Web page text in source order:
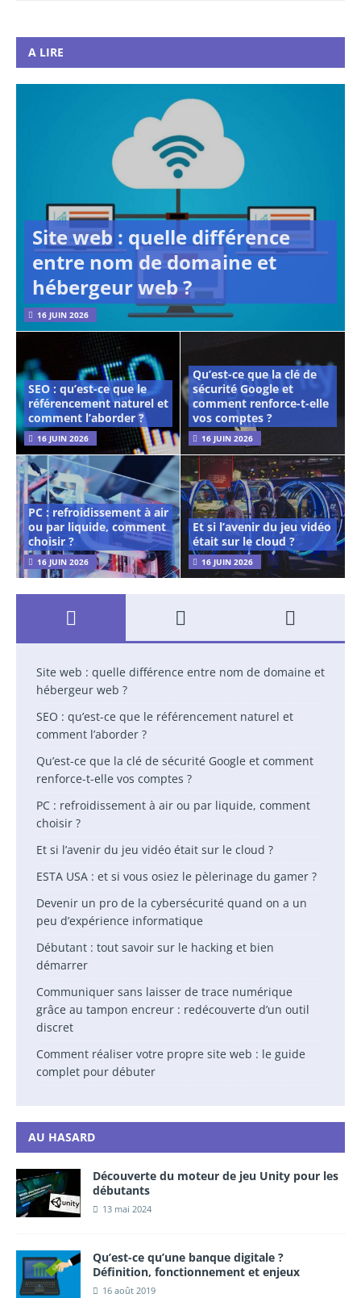
A LIRE
Site web : quelle différence
entre nom de domaine et
hébergeur web ?
16 JUIN 2026
SEO : qu’est-ce que le
référencement naturel et
comment l’aborder ?
16 JUIN 2026
Qu’est-ce que la clé de
sécurité Google et
comment renforce-t-elle
vos comptes ?
16 JUIN 2026
PC : refroidissement à air
ou par liquide, comment
choisir ?
16 JUIN 2026
Et si l’avenir du jeu vidéo
était sur le cloud ?
16 JUIN 2026
Site web : quelle différence entre nom de domaine et
hébergeur web ?
SEO : qu’est-ce que le référencement naturel et
comment l’aborder ?
Qu’est-ce que la clé de sécurité Google et comment
renforce-t-elle vos comptes ?
PC : refroidissement à air ou par liquide, comment
choisir ?
Et si l’avenir du jeu vidéo était sur le cloud ?
ESTA USA : et si vous osiez le pèlerinage du gamer ?
Devenir un pro de la cybersécurité quand on a un
peu d’expérience informatique
Débutant : tout savoir sur le hacking et bien
démarrer
Communiquer sans laisser de trace numérique
grâce au tampon encreur : redécouverte d’un outil
discret
Comment réaliser votre propre site web : le guide
complet pour débuter
AU HASARD
Découverte du moteur de jeu Unity pour les
débutants
13 mai 2024
Qu’est-ce qu’une banque digitale ?
Définition, fonctionnement et enjeux
16 août 2019